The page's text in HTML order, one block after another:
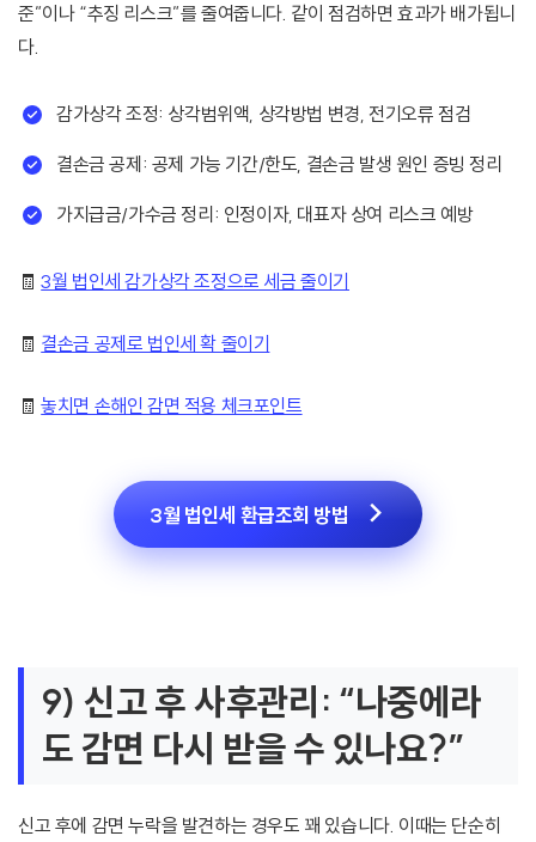
준”이나 “추징 리스크”를 줄여줍니다. 같이 점검하면 효과가 배가됩니
다.
감가상각 조정: 상각범위액, 상각방법 변경, 전기오류 점검
결손금 공제: 공제 가능 기간/한도, 결손금 발생 원인 증빙 정리
가지급금/가수금 정리: 인정이자, 대표자 상여 리스크 예방
🧾3월 법인세 감가상각 조정으로 세금 줄이기
🧾 결손금 공제로 법인세 확 줄이기
🧾놓치면 손해인 감면 적용 체크포인트
3월 법인세 환급조회 방법
9) 신고 후 사후관리: “나중에라
도 감면 다시 받을 수 있나요?”
신고 후에 감면 누락을 발견하는 경우도 꽤 있습니다. 이때는 단순히